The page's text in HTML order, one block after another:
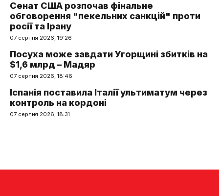
Сенат США розпочав фінальне
обговорення "пекельних санкцій" проти
росії та Ірану
07 серпня 2026, 19:26
Посуха може завдати Угорщині збитків на
$1,6 млрд – Мадяр
07 серпня 2026, 18:46
Іспанія поставила Італії ультиматум через
контроль на кордоні
07 серпня 2026, 18:31